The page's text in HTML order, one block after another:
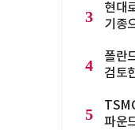
3
현대
기종
4
폴란
검토
5
파운